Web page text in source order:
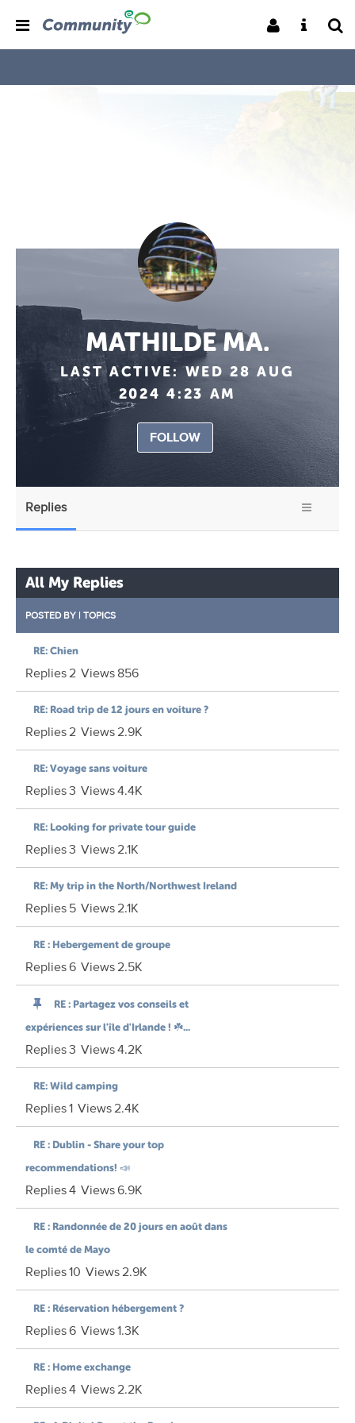
MATHILDE MA.
LAST ACTIVE: WED 28 AUG
2024 4:23 AM
FOLLOW
Replies
All My Replies
POSTED BY | TOPICS
RE: Chien
Replies2 Views856
RE: Road trip de 12 jours en voiture ?
Replies2 Views2.9K
RE: Voyage sans voiture
Replies3 Views4.4K
RE: Looking for private tour guide
Replies3 Views2.1K
RE: My trip in the North/Northwest Ireland
Replies5 Views2.1K
RE : Hebergement de groupe
Replies6 Views2.5K
RE : Partagez vos conseils et
expériences sur l'île d'Irlande ! ☘️...
Replies3 Views4.2K
RE: Wild camping
Replies1 Views2.4K
RE : Dublin - Share your top
recommendations! 📣
Replies4 Views6.9K
RE : Randonnée de 20 jours en août dans
le comté de Mayo
Replies10 Views2.9K
RE : Réservation hébergement ?
Replies6 Views1.3K
RE : Home exchange
Replies4 Views2.2K